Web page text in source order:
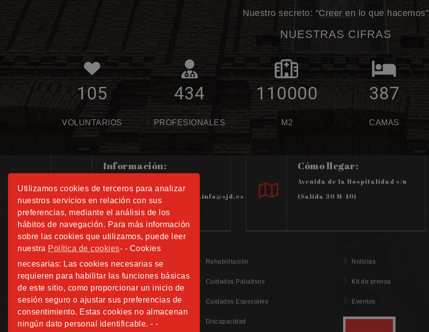
Utilizamos cookies de terceros para analizar
nuestros servicios en relación con sus
preferencias, mediante el análisis de los
hábitos de navegación. Para más información
sobre las cookies que utilizamos, puede leer
nuestra Política de cookies- - Cookies
necesarias: Las cookies necesarias se
requieren para habilitar las funciones básicas
de este sitio, como proporcionar un inicio de
sesión seguro o ajustar sus preferencias de
consentimiento. Estas cookies no almacenan
ningún dato personal identificable. - -
Nuestro secreto: “Creer en lo que hacemos”
NUESTRAS CIFRAS
105
VOLUNTARIOS
434
PROFESIONALES
110000
M2
387
CAMAS
Información:
hospitalfundacionsanjose.info@sjd.es
Cómo llegar:
Avenida de la Hospitalidad s/n
(Salida 30 M-40)
Aviso Legal
Política de Privacidad
Política de Cookies
Información Adicional Protección de Datos
Rehabilitación
Cuidados Paliativos
Cuidados Especiales
Discapacidad
Noticias
Kit de prensa
Eventos